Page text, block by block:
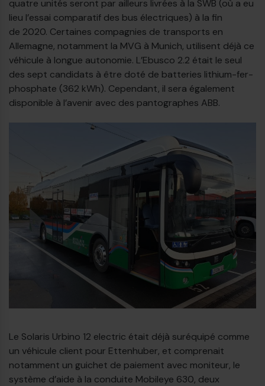
quatre unités seront par ailleurs livrées à la SWB (où a eu
lieu l’essai comparatif des bus électriques) à la fin
de 2020. Certaines compagnies de transports en
Allemagne, notamment la MVG à Munich, utilisent déjà ce
véhicule à longue autonomie. L’Ebusco 2.2 était le seul
des sept candidats à être doté de batteries lithium-fer-
phosphate (362 kWh). Cependant, il sera également
disponible à l’avenir avec des pantographes ABB.
Le Solaris Urbino 12 electric était déjà suréquipé comme
un véhicule client pour Ettenhuber, et comprenait
notamment un guichet de paiement avec moniteur, le
système d’aide à la conduite Mobileye 630, deux